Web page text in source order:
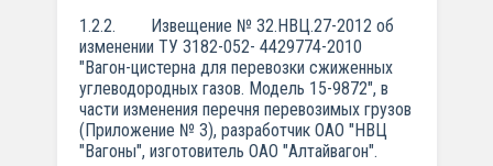
1.2.2. Извещение № 32.НВЦ.27-2012 об
изменении ТУ 3182-052- 4429774-2010
"Вагон-цистерна для перевозки сжиженных
углеводородных газов. Модель 15-9872", в
части изменения перечня перевозимых грузов
(Приложение № 3), разработчик ОАО "НВЦ
"Вагоны", изготовитель ОАО "Алтайвагон".